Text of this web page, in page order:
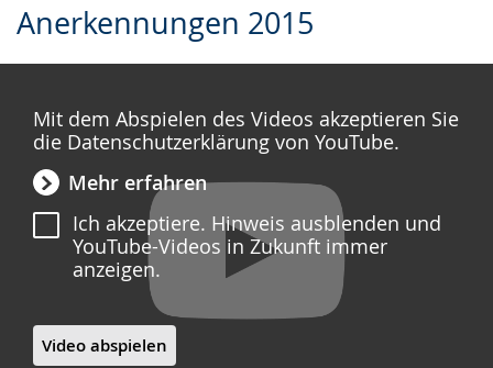
Anerkennungen 2015
Leichten
Sprache
Audio-
Unterstützung.
Video
in
Gebärdensprache
wird
angezeigt.
Mit dem Abspielen des Videos akzeptieren Sie
die Datenschutzerklärung von YouTube.
Mehr erfahren
Ich akzeptiere. Hinweis ausblenden und
YouTube-Videos in Zukunft immer
anzeigen.
Video abspielen